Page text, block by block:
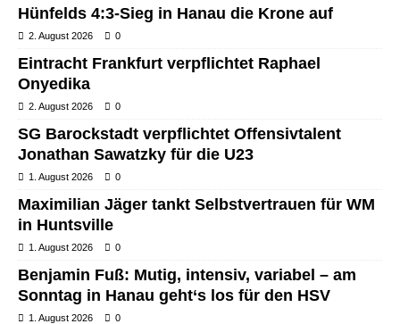
Hünfelds 4:3-Sieg in Hanau die Krone auf
2. August 2026 0
Eintracht Frankfurt verpflichtet Raphael
Onyedika
2. August 2026 0
SG Barockstadt verpflichtet Offensivtalent
Jonathan Sawatzky für die U23
1. August 2026 0
Maximilian Jäger tankt Selbstvertrauen für WM
in Huntsville
1. August 2026 0
Benjamin Fuß: Mutig, intensiv, variabel – am
Sonntag in Hanau geht‘s los für den HSV
1. August 2026 0